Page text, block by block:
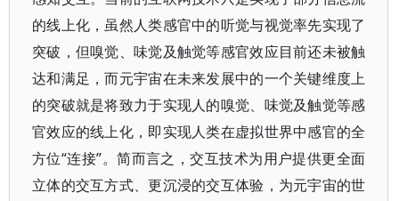
的线上化，虽然人类感官中的听觉与视觉率先实现了
突破，但嗅觉、味觉及触觉等感官效应目前还未被触
达和满足，而元宇宙在未来发展中的一个关键维度上
的突破就是将致力于实现人的嗅觉、味觉及触觉等感
官效应的线上化，即实现人类在虚拟世界中感官的全
方位“连接”。简而言之，交互技术为用户提供更全面
立体的交互方式、更沉浸的交互体验，为元宇宙的世